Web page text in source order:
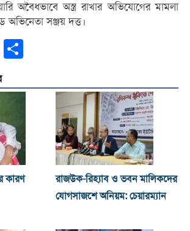
অবৈধভাবে অস্ত্র রাখার অভিযোগের মামলা
অভিনেতা সঞ্জয় দত্ত।
Email
কারণ
রাজউক-রিহ্যাব ও ভবন মালিকদের
যোগসাজশে অনিয়ম: চেয়ারম্যান